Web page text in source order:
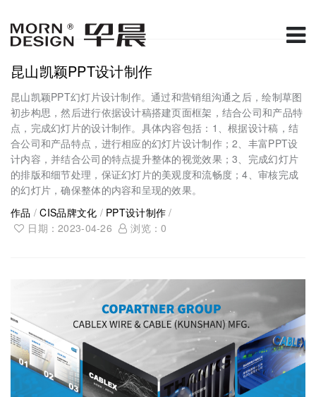
昆山凯颖PPT设计制作
昆山凯颖PPT幻灯片设计制作。通过和营销组沟通之后，绘制草图
初步构思，然后进行依据设计稿搭建页面框架，结合公司和产品特
点，完成幻灯片的设计制作。具体内容包括：1、根据设计稿，结
合公司和产品特点，进行相应的幻灯片设计制作；2、丰富PPT设
计内容，并结合公司的特点提升整体的视觉效果；3、完成幻灯片
的排版和细节处理，保证幻灯片的美观度和流畅度；4、审核完成
的幻灯片，确保整体的内容和呈现的效果。
作品 /CIS品牌文化 / PPT设计制作 /
日期：2023-04-26
浏览：0